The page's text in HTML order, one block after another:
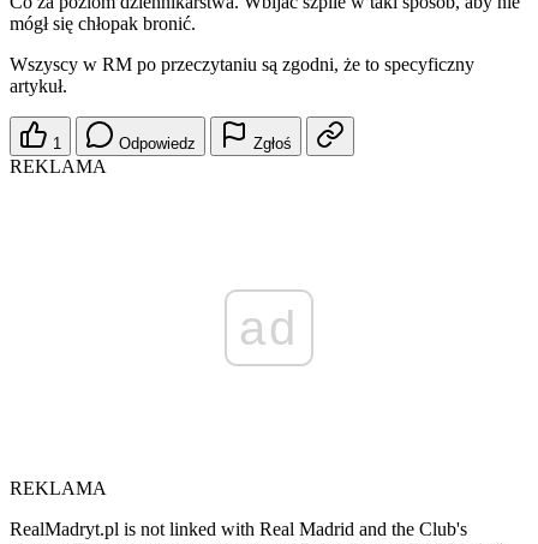
mógł się chłopak bronić.
Wszyscy w RM po przeczytaniu są zgodni, że to specyficzny
artykuł.
1 Odpowiedz Zgłoś
REKLAMA
ad
REKLAMA
RealMadryt.pl is not linked with Real Madrid and the Club's